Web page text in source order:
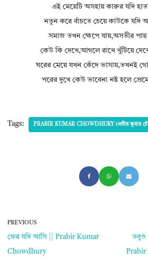
এই মেয়েটি অসহায় কারুর যদি
নতুন করে বাঁচতে চেয়ে কাউকে যদি
সমাজ তখন ক্ষেপে যায়,অসতীর
কেউ কি দেখে,আগলে রাখে খুঁটিয়ে
ঘরের মেয়ে যখন কেঁদে ভাসায়,তখনই
পরের দুখে কেউ ভাবেনা নষ্ট হলে
Tags: PRABIR KUMAR CHOWDHURY (প্রবীর কুমার
PREVIOUS
ফের যদি আসি || Prabir Kumar
Chowdhury
তবুও
Prabir